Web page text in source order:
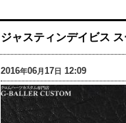
ジャスティンデイビス
2016年06月17日 12:09